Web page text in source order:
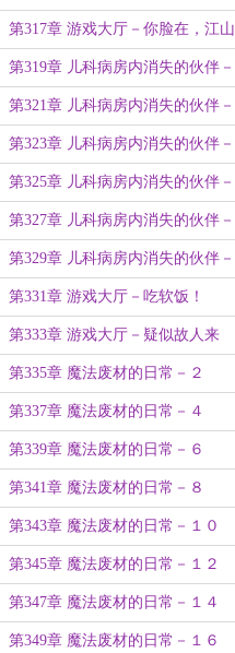
第317章 游戏大厅－你脸在，江山
在！
第319章 儿科病房内消失的伙伴－
２
第321章 儿科病房内消失的伙伴－
４
第323章 儿科病房内消失的伙伴－
６
第325章 儿科病房内消失的伙伴－
８
第327章 儿科病房内消失的伙伴－
１０
第329章 儿科病房内消失的伙伴－
１２
第331章 游戏大厅－吃软饭！
第333章 游戏大厅－疑似故人来
第335章 魔法废材的日常－２
第337章 魔法废材的日常－４
第339章 魔法废材的日常－６
第341章 魔法废材的日常－８
第343章 魔法废材的日常－１０
第345章 魔法废材的日常－１２
第347章 魔法废材的日常－１４
第349章 魔法废材的日常－１６